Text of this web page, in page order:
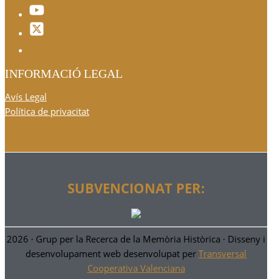
INFORMACIÓ LEGAL
Avís Legal
Política de privacitat
SUBVENCIONAT PER:
2026 · Grup per la Recerca de la Memòria Històrica · Disseny i
desenvolupament web desenvolupat per Transversal
Cooperativa Valenciana